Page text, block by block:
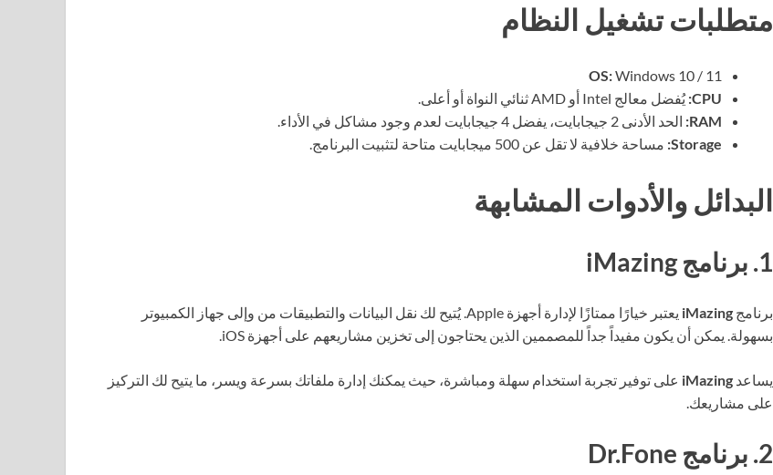
متطلبات تشغيل النظام
OS:Windows 10 / 11
CPU: يُفضل معالج Intel أو AMD ثنائي النواة أو أعلى.
RAM: الحد الأدنى 2 جيجابايت، يفضل 4 جيجابايت لعدم وجود مشاكل في الأداء.
Storage: مساحة خلافية لا تقل عن 500 ميجابايت متاحة لتثبيت البرنامج.
البدائل والأدوات المشابهة
1. برنامج iMazing
برنامج iMazing
يعتبر خيارًا ممتازًا لإدارة أجهزة Apple. يُتيح لك نقل البيانات والتطبيقات من وإلى جهاز الكمبيوتر
بسهولة. يمكن أن يكون مفيداً جداً للمصممين الذين يحتاجون إلى تخزين مشاريعهم على أجهزة iOS.
يساعد iMazing على توفير تجربة استخدام سهلة ومباشرة، حيث يمكنك إدارة ملفاتك بسرعة ويسر، ما يتيح لك التركيز
على مشاريعك.
2. برنامج Dr.Fone